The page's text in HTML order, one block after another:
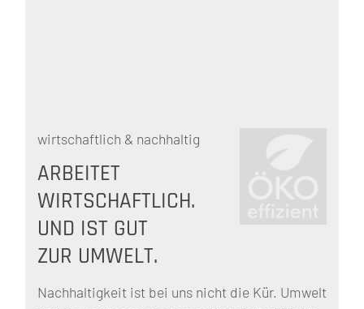
wirtschaftlich & nachhaltig
ARBEITET
WIRTSCHAFTLICH.
UND IST GUT
ZUR UMWELT.
Nachhaltigkeit ist bei uns nicht die Kür. Umwelt